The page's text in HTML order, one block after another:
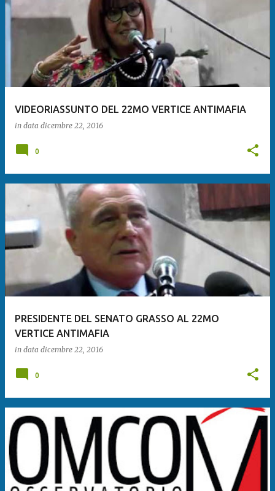
VIDEORIASSUNTO DEL 22MO VERTICE ANTIMAFIA
in data dicembre 22, 2016
0
PRESIDENTE DEL SENATO GRASSO AL 22MO
VERTICE ANTIMAFIA
in data dicembre 22, 2016
0